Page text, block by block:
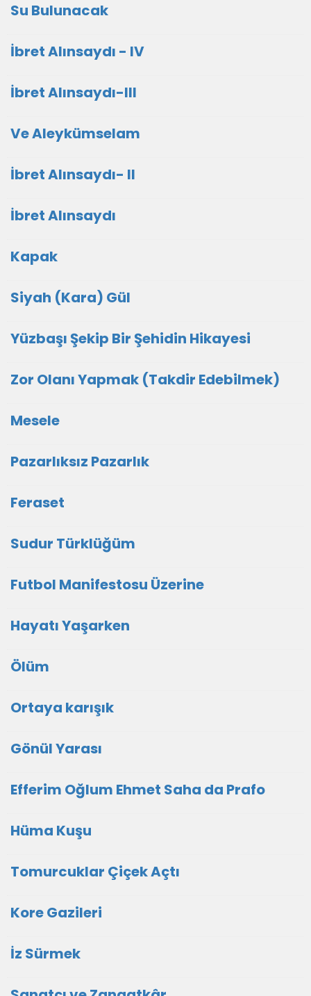
Su Bulunacak
İbret Alınsaydı - IV
İbret Alınsaydı-III
Ve Aleykümselam
İbret Alınsaydı- II
İbret Alınsaydı
Kapak
Siyah (Kara) Gül
Yüzbaşı Şekip Bir Şehidin Hikayesi
Zor Olanı Yapmak (Takdir Edebilmek)
Mesele
Pazarlıksız Pazarlık
Feraset
Sudur Türklüğüm
Futbol Manifestosu Üzerine
Hayatı Yaşarken
Ölüm
Ortaya karışık
Gönül Yarası
Efferim Oğlum Ehmet Saha da Prafo
Hüma Kuşu
Tomurcuklar Çiçek Açtı
Kore Gazileri
İz Sürmek